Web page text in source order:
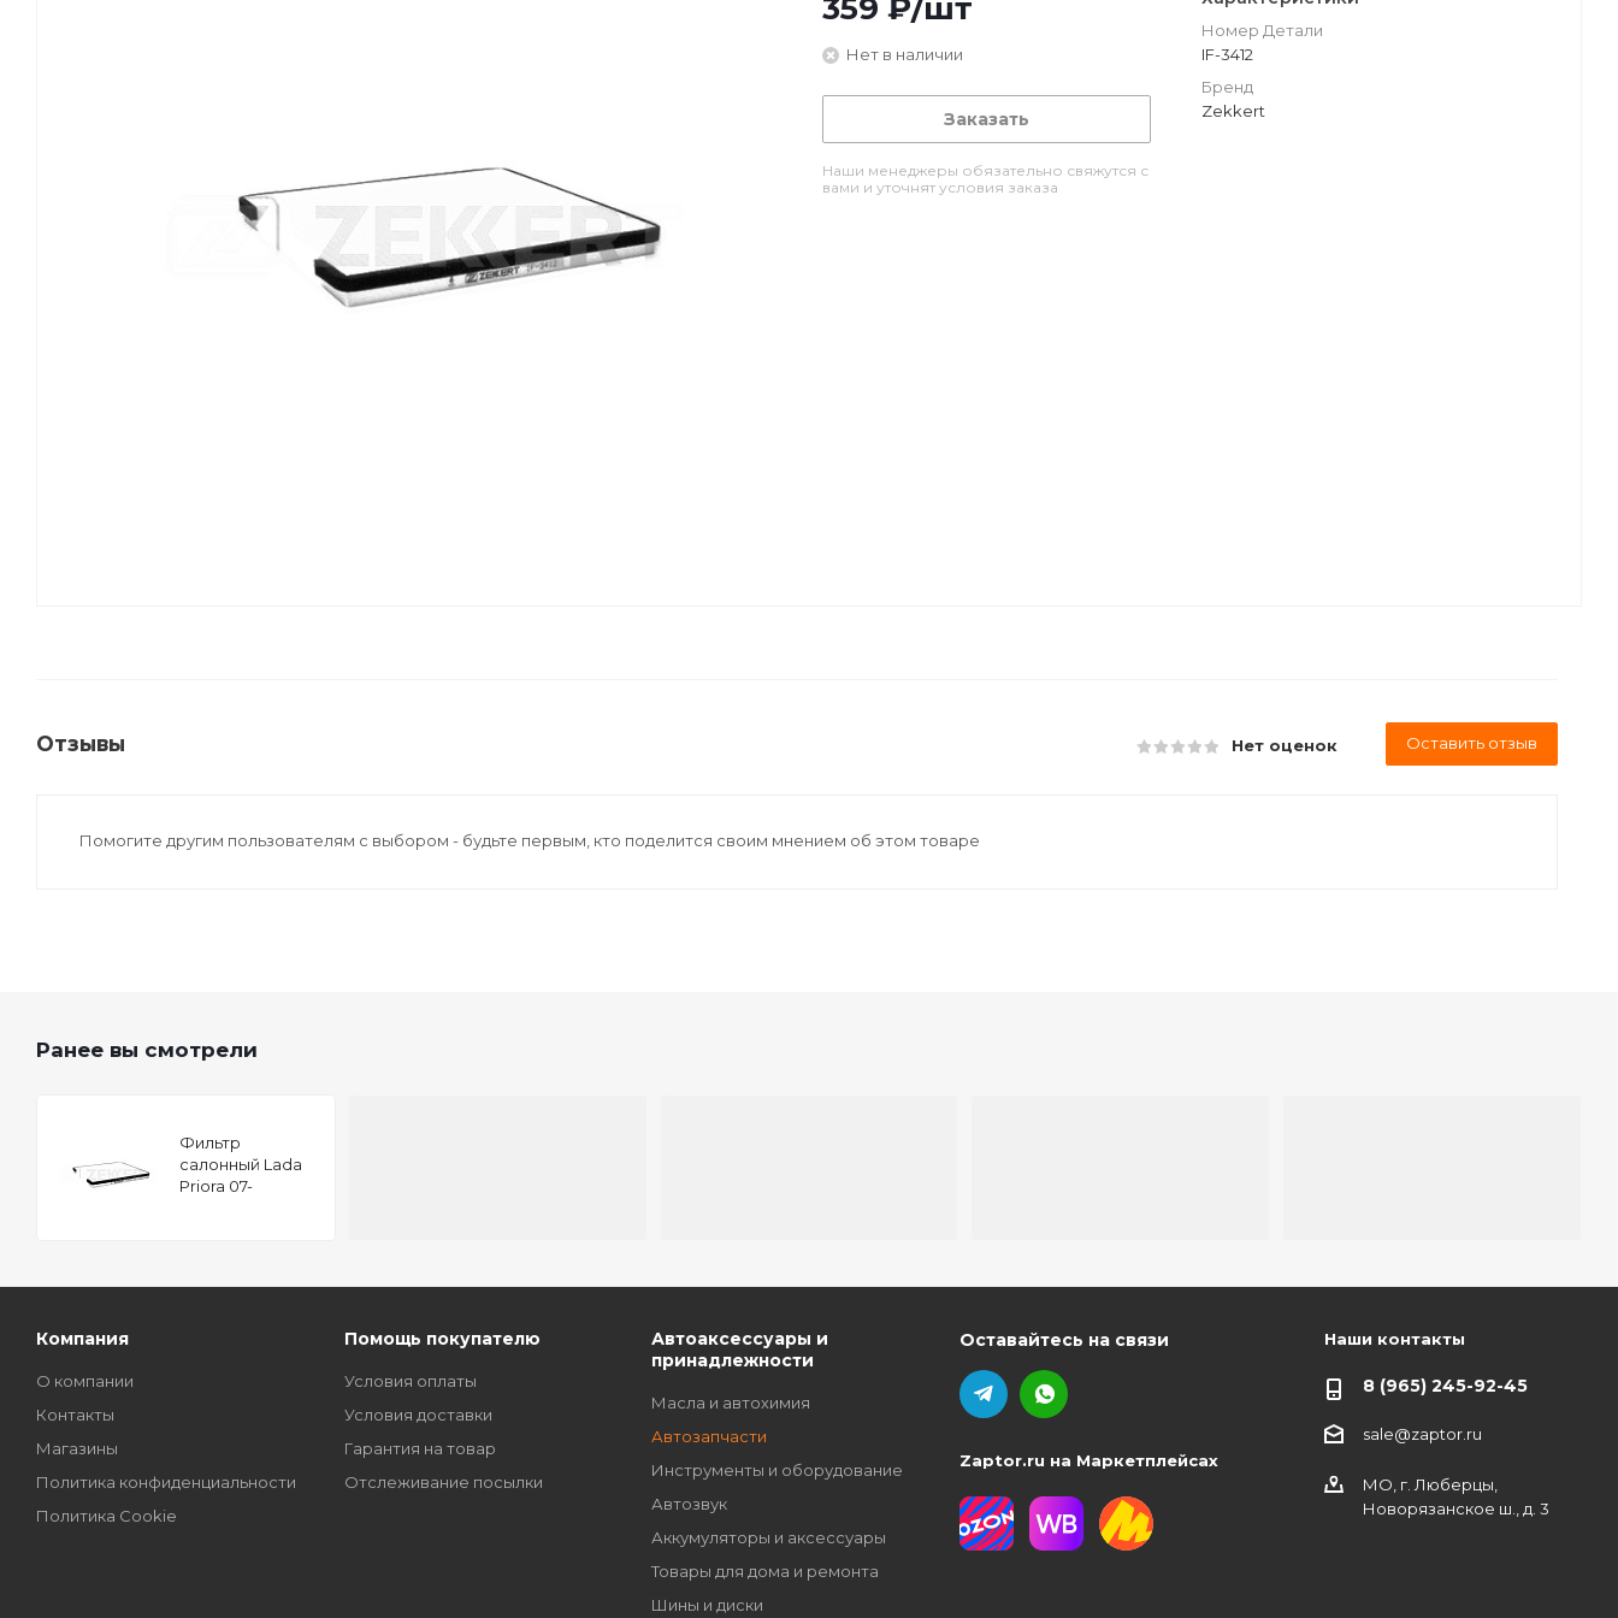
359 ₽/шт
Нет в наличии
Заказать
Наши менеджеры обязательно свяжутся с
вами и уточнят условия заказа
Номер Детали
IF-3412
Бренд
Zekkert
Отзывы Нет оценок Оставить отзыв
Помогите другим пользователям с выбором - будьте первым, кто поделится своим мнением об этом товаре
Ранее вы смотрели
Фильтр
салонный Lada
Priora 07-
Компания
О компании
Контакты
Магазины
Политика конфиденциальности
Политика Cookie
Помощь покупателю
Условия оплаты
Условия доставки
Гарантия на товар
Отслеживание посылки
Автоаксессуары и
принадлежности
Масла и автохимия
Автозапчасти
Инструменты и оборудование
Автозвук
Аккумуляторы и аксессуары
Товары для дома и ремонта
Шины и диски
Оставайтесь на связи
Zaptor.ru на Маркетплейсах
Наши контакты
8 (965) 245-92-45
sale@zaptor.ru
МО, г. Люберцы,
Новорязанское ш., д. 3